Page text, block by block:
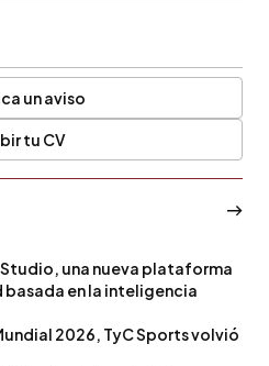
un aviso
tu CV
una nueva plataforma
en la inteligencia
2026, TyC Sports volvió